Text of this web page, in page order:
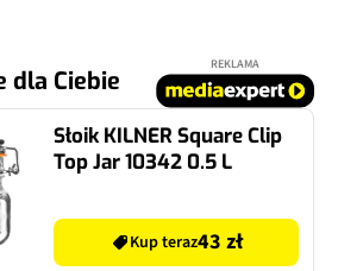
dla Ciebie
REKLAMA
Słoik KILNER Square Clip
Top Jar 10342 0.5 L
Kup teraz43 zł